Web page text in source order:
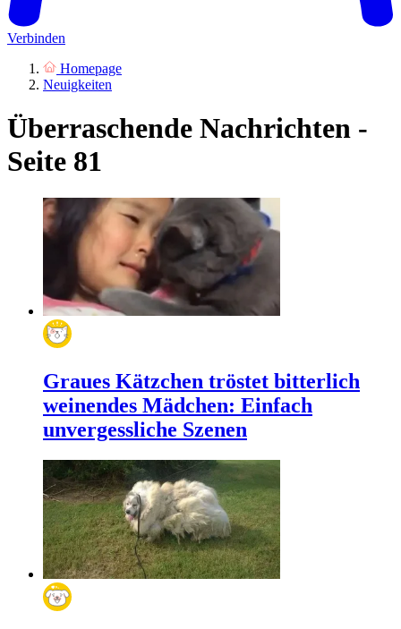
Verbinden
Homepage
Neuigkeiten
Überraschende Nachrichten -
Seite 81
Graues Kätzchen tröstet bitterlich
weinendes Mädchen: Einfach
unvergessliche Szenen